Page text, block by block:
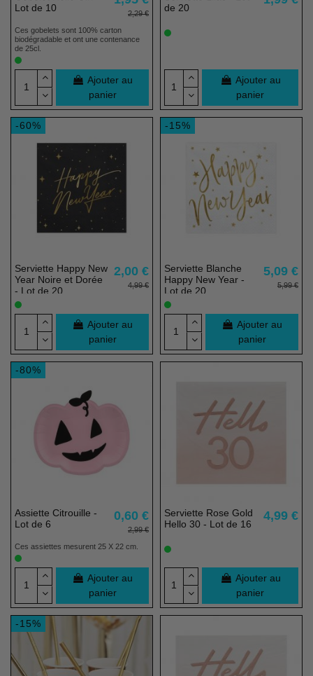
Lot de 10
2,29 €
Ces gobelets sont 100% carton
biodégradable et ont une contenance
de 25cl.
Ajouter au
panier
de 20
Ajouter au
panier
-60%
Serviette Happy New
Year Noire et Dorée
- Lot de 20
2,00 €
4,99 €
Ajouter au
panier
-15%
Serviette Blanche
Happy New Year -
Lot de 20
5,09 €
5,99 €
Ajouter au
panier
-80%
Assiette Citrouille -
Lot de 6
0,60 €
2,99 €
Ces assiettes mesurent 25 X 22 cm.
Ajouter au
panier
Serviette Rose Gold
Hello 30 - Lot de 16
4,99 €
Ajouter au
panier
-15%